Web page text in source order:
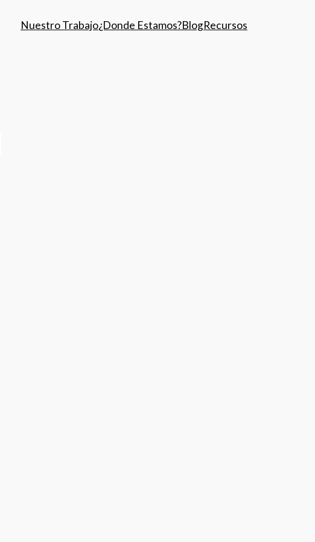
Nuestro Trabajo¿Donde Estamos?BlogRecursos